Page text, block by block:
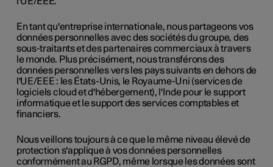
En tant qu'entreprise internationale, nous partageons vos
données personnelles avec des sociétés du groupe, des
sous-traitants et des partenaires commerciaux à travers
le monde. Plus précisément, nous transférons des
données personnelles vers les pays suivants en dehors de
l'UE/EEE : les États-Unis, le Royaume-Uni (services de
logiciels cloud et d'hébergement), l'Inde pour le support
informatique et le support des services comptables et
financiers.
Nous veillons toujours à ce que le même niveau élevé de
protection s'applique à vos données personnelles
conformément au RGPD, même lorsque les données sont